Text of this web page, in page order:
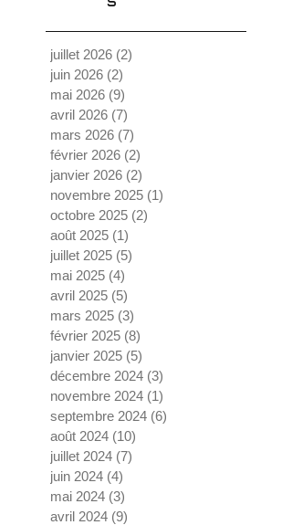
juillet 2026 (2)
juin 2026 (2)
mai 2026 (9)
avril 2026 (7)
mars 2026 (7)
février 2026 (2)
janvier 2026 (2)
novembre 2025 (1)
octobre 2025 (2)
août 2025 (1)
juillet 2025 (5)
mai 2025 (4)
avril 2025 (5)
mars 2025 (3)
février 2025 (8)
janvier 2025 (5)
décembre 2024 (3)
novembre 2024 (1)
septembre 2024 (6)
août 2024 (10)
juillet 2024 (7)
juin 2024 (4)
mai 2024 (3)
avril 2024 (9)